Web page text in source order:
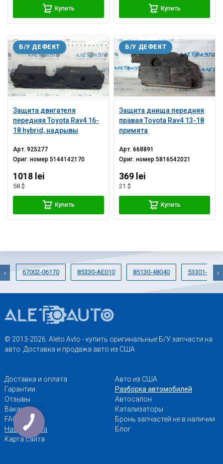
Купить Купить
Защита двигателя
передняя Toyota Rav4 16-
18 hybrid, надрывы
Б/У ДЕФЕКТ
Арт.925277
Ориг. номер5144142170
1018 lei
58 $
Купить
Защита днища передняя
правая Toyota Rav4 13-18
примята
Б/У ДЕФЕКТ
Арт.668891
Ориг. номер5816542021
369 lei
21 $
Купить
67002-06170 85330-AE010 85130-48040 53301-
‹ ›
© 2013-2026. Aleto Avto - купить оригинальные Б/У запчасти на
авто. Доставка и продажа авто из США
Доставка и оплата
Гарантии
Отзывы
Вакансии
FAQ
Наши адреса
Карта сайта
Авто из США
Разборка автомобилей
Автосалон
Катализаторы
Бронь запчастей не в наличии
Блог